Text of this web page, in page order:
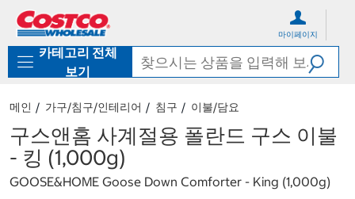
로
기
가
마이페이지
카테고리 전체
보기
메인 가구/침구/인테리어 침구 이불/담요
구스앤홈 사계절용 폴란드 구스 이불
- 킹 (1,000g)
GOOSE&HOME Goose Down Comforter - King (1,000g)